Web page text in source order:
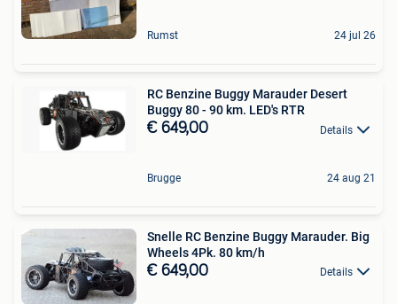
Rumst 24 jul 26
RC Benzine Buggy Marauder Desert
Buggy 80 - 90 km. LED's RTR
€ 649,00 Details
Brugge 24 aug 21
Snelle RC Benzine Buggy Marauder. Big
Wheels 4Pk. 80 km/h
€ 649,00 Details